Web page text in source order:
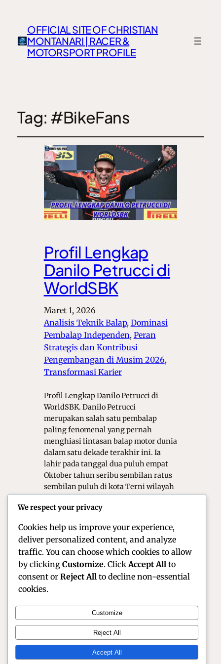
OFFICIAL SITE OF CHRISTIAN
MONTANARI | RACER &
MOTORSPORT PROFILE
Tag: #BikeFans
Profil Lengkap
Danilo Petrucci di
WorldSBK
Maret 1, 2026
Analisis Teknik Balap, Dominasi
Pembalap Independen, Peran
Strategis dan Kontribusi
Pengembangan di Musim 2026 ,
Transformasi Karier
Profil Lengkap Danilo Petrucci di
WorldSBK. Danilo Petrucci
merupakan salah satu pembalap
paling fenomenal yang pernah
menghiasi lintasan balap motor dunia
dalam satu dekade terakhir ini. Ia
lahir pada tanggal dua puluh empat
Oktober tahun seribu sembilan ratus
sembilan puluh di kota Terni wilayah
ia telah mencicipi berbagai ajang
Official Site of Christian Montanari | Racer &
Motorsport Profile
We respect your privacy
Cookies help us improve your experience,
deliver personalized content, and analyze
traffic. You can choose which cookies to allow
by clicking Customize. Click Accept All to
consent or Reject All to decline non-essential
cookies.
Customize
Reject All
Accept All